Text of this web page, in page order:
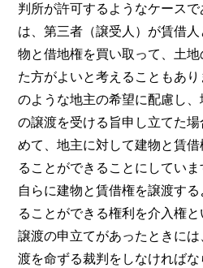
判所が許可するようなケース
は、第三者（譲受人）が賃借
物と借地権を買い取って、土
た方がよいと考えることもあ
のような地主の希望に配慮し
の譲渡を受ける旨申し立てた
めて、地主に対して建物と賃
ることができることにしてい
自らに建物と賃借権を譲渡す
ることができる権利を介入権
譲渡の申立てがあったときに
渡を命ずる裁判をしなければ